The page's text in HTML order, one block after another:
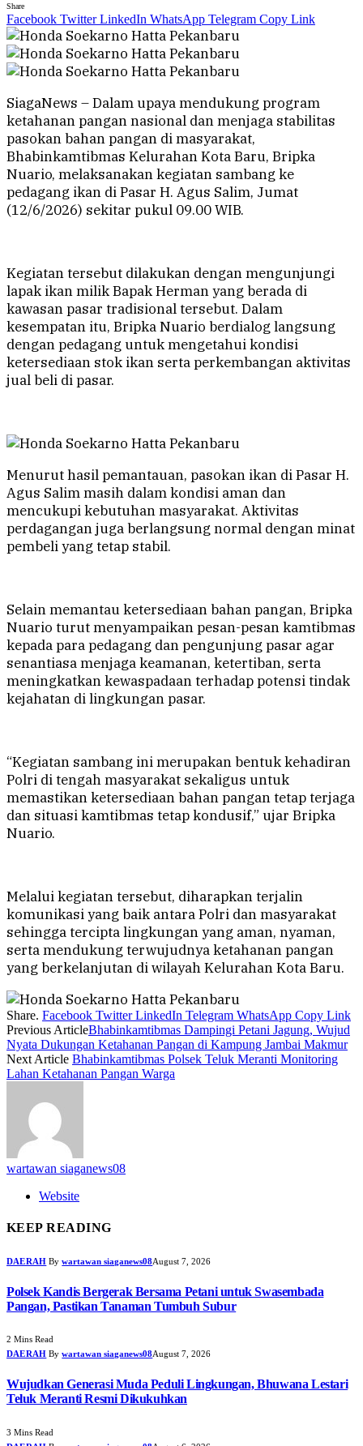
Share
Facebook Twitter LinkedIn WhatsApp Telegram Copy Link
SiagaNews – Dalam upaya mendukung program
ketahanan pangan nasional dan menjaga stabilitas
pasokan bahan pangan di masyarakat,
Bhabinkamtibmas Kelurahan Kota Baru, Bripka
Nuario, melaksanakan kegiatan sambang ke
pedagang ikan di Pasar H. Agus Salim, Jumat
(12/6/2026) sekitar pukul 09.00 WIB.
Kegiatan tersebut dilakukan dengan mengunjungi
lapak ikan milik Bapak Herman yang berada di
kawasan pasar tradisional tersebut. Dalam
kesempatan itu, Bripka Nuario berdialog langsung
dengan pedagang untuk mengetahui kondisi
ketersediaan stok ikan serta perkembangan aktivitas
jual beli di pasar.
Menurut hasil pemantauan, pasokan ikan di Pasar H.
Agus Salim masih dalam kondisi aman dan
mencukupi kebutuhan masyarakat. Aktivitas
perdagangan juga berlangsung normal dengan minat
pembeli yang tetap stabil.
Selain memantau ketersediaan bahan pangan, Bripka
Nuario turut menyampaikan pesan-pesan kamtibmas
kepada para pedagang dan pengunjung pasar agar
senantiasa menjaga keamanan, ketertiban, serta
meningkatkan kewaspadaan terhadap potensi tindak
kejahatan di lingkungan pasar.
“Kegiatan sambang ini merupakan bentuk kehadiran
Polri di tengah masyarakat sekaligus untuk
memastikan ketersediaan bahan pangan tetap terjaga
dan situasi kamtibmas tetap kondusif,” ujar Bripka
Nuario.
Melalui kegiatan tersebut, diharapkan terjalin
komunikasi yang baik antara Polri dan masyarakat
sehingga tercipta lingkungan yang aman, nyaman,
serta mendukung terwujudnya ketahanan pangan
yang berkelanjutan di wilayah Kelurahan Kota Baru.
Share. Facebook Twitter LinkedIn Telegram WhatsApp Copy Link
Previous ArticleBhabinkamtibmas Dampingi Petani Jagung, Wujud
Nyata Dukungan Ketahanan Pangan di Kampung Jambai Makmur
Next Article Bhabinkamtibmas Polsek Teluk Meranti Monitoring
Lahan Ketahanan Pangan Warga
wartawan siaganews08
Website
KEEP READING
DAERAH By wartawan siaganews08August 7, 2026
Polsek Kandis Bergerak Bersama Petani untuk Swasembada
Pangan, Pastikan Tanaman Tumbuh Subur
2 Mins Read
DAERAH By wartawan siaganews08August 7, 2026
Wujudkan Generasi Muda Peduli Lingkungan, Bhuwana Lestari
Teluk Meranti Resmi Dikukuhkan
3 Mins Read